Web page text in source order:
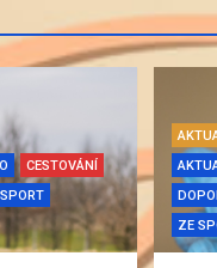
CESTOVÁNÍ
SPORT
ZE